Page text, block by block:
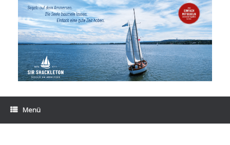
springen
Menü